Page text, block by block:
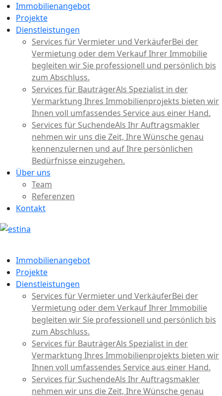
Immobilienangebot
Projekte
Dienstleistungen
Services für Vermieter und VerkäuferBei der
Vermietung oder dem Verkauf Ihrer Immobilie
begleiten wir Sie professionell und persönlich bis
zum Abschluss.
Services für BauträgerAls Spezialist in der
Vermarktung Ihres Immobilienprojekts bieten wir
Ihnen voll umfassendes Service aus einer Hand.
Services für SuchendeAls Ihr Auftragsmakler
nehmen wir uns die Zeit, Ihre Wünsche genau
kennenzulernen und auf Ihre persönlichen
Bedürfnisse einzugehen.
Über uns
Team
Referenzen
Kontakt
Immobilienangebot
Projekte
Dienstleistungen
Services für Vermieter und VerkäuferBei der
Vermietung oder dem Verkauf Ihrer Immobilie
begleiten wir Sie professionell und persönlich bis
zum Abschluss.
Services für BauträgerAls Spezialist in der
Vermarktung Ihres Immobilienprojekts bieten wir
Ihnen voll umfassendes Service aus einer Hand.
Services für SuchendeAls Ihr Auftragsmakler
nehmen wir uns die Zeit, Ihre Wünsche genau